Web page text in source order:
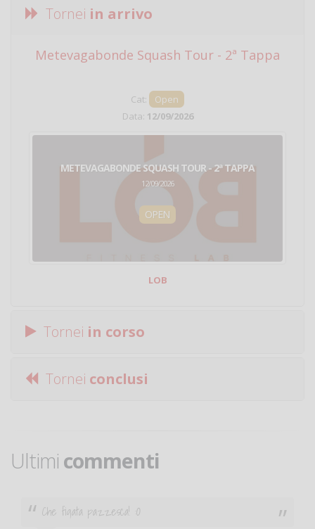
Tornei in arrivo
Metevagabonde Squash Tour - 2ª Tappa
Cat:
Open
Data: 12/09/2026
METEVAGABONDE SQUASH TOUR - 2ª TAPPA
12/09/2026
OPEN
LOB
Tornei in corso
Tornei conclusi
Ultimi commenti
Ciao. Sono a Treviglio da poco e vorrei tornare a
giocare. Se sei in zona e puoi giocare fammi sapere.